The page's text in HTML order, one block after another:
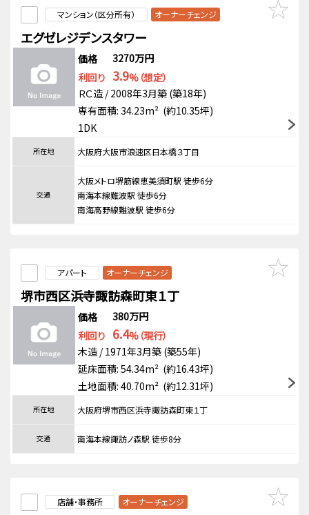
マンション（区分所有） オーナーチェンジ
エグゼレジデンスタワー
価格
3270万円
利回り 3.9%（想定）
ＲＣ造 / 2008年3月築 (築18年)
専有面積: 34.23m² (約10.35坪)
1DK
所在地 大阪府大阪市浪速区日本橋３丁目
交通
大阪メトロ堺筋線恵美須町駅 徒歩6分
南海本線難波駅 徒歩6分
南海高野線難波駅 徒歩6分
アパート オーナーチェンジ
堺市西区浜寺諏訪森町東１丁
価格
380万円
利回り 6.4%（現行）
木造 / 1971年3月築 (築55年)
延床面積: 54.34m² (約16.43坪)
土地面積: 40.70m² (約12.31坪)
所在地 大阪府堺市西区浜寺諏訪森町東１丁
交通 南海本線諏訪ノ森駅 徒歩8分
店舗・事務所 オーナーチェンジ